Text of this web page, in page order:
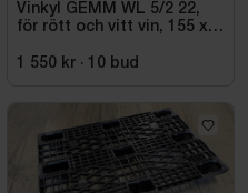
Vinkyl GEMM WL 5/2 22,
för rött och vitt vin, 155 x
1 550 kr · 10 bud